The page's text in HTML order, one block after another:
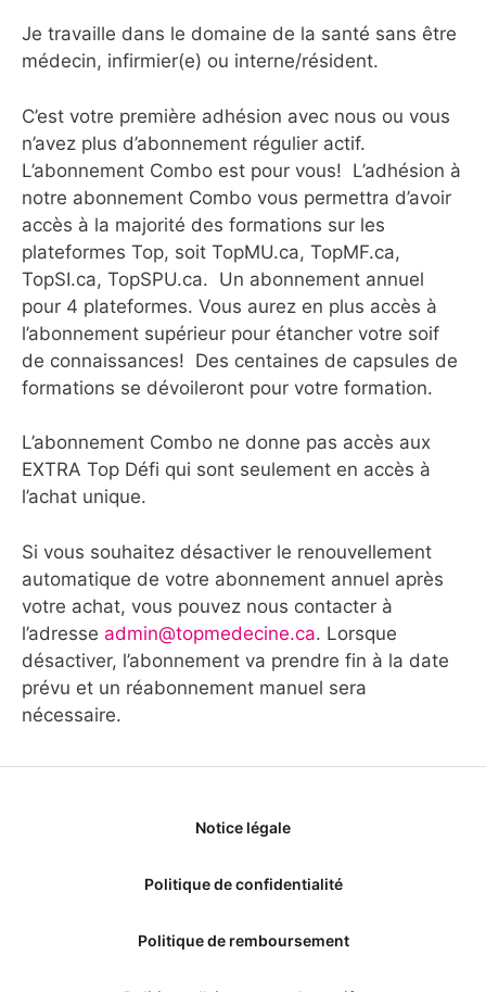
Je travaille dans le domaine de la santé sans être
médecin, infirmier(e) ou interne/résident.
C’est votre première adhésion avec nous ou vous
n’avez plus d’abonnement régulier actif.
L’abonnement Combo est pour vous! L’adhésion à
notre abonnement Combo vous permettra d’avoir
accès à la majorité des formations sur les
plateformes Top, soit TopMU.ca, TopMF.ca,
TopSI.ca, TopSPU.ca. Un abonnement annuel
pour 4 plateformes. Vous aurez en plus accès à
l’abonnement supérieur pour étancher votre soif
de connaissances! Des centaines de capsules de
formations se dévoileront pour votre formation.
L’abonnement Combo ne donne pas accès aux
EXTRA Top Défi qui sont seulement en accès à
l’achat unique.
Si vous souhaitez désactiver le renouvellement
automatique de votre abonnement annuel après
votre achat, vous pouvez nous contacter à
l’adresse admin@topmedecine.ca. Lorsque
désactiver, l’abonnement va prendre fin à la date
prévu et un réabonnement manuel sera
nécessaire.
Notice légale
Politique de confidentialité
Politique de remboursement